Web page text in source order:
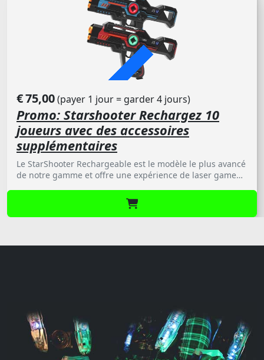
PROMO
€75,00(payer 1 jour = garder 4 jours)
Promo: Starshooter Rechargez 10
joueurs avec des accessoires
supplémentaires
Le StarShooter Rechargeable est le modèle le plus avancé
de notre gamme et offre une expérience de laser game
Cheat intégrée, toute tricherie est impossible,
garantissant des parties justes et palpitantes. Avec de
nombreuses fonctionnalités innovantes, le StarShooter